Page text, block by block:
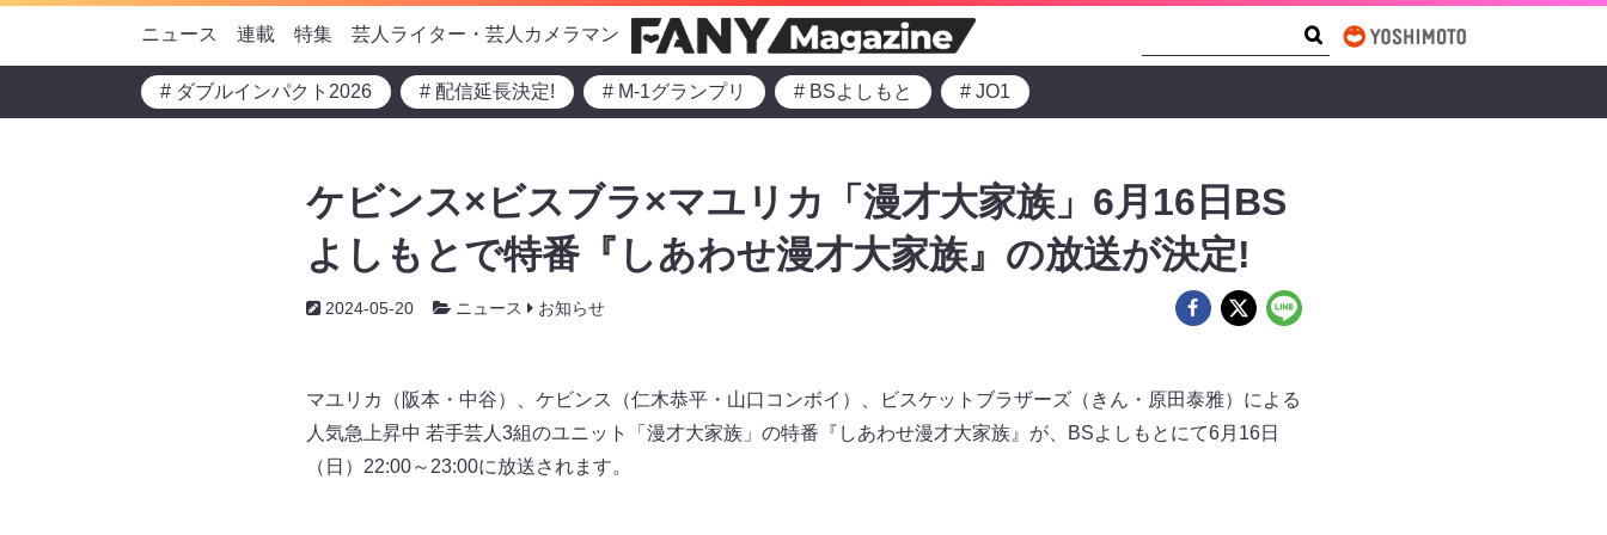
ニュース 連載 特集 芸人ライター・芸人カメラマン
# ダブルインパクト2026 # 配信延長決定! # M-1グランプリ # BSよしもと # JO1
ケビンス×ビスブラ×マユリカ「漫才大家族」6月16日BS
よしもとで特番『しあわせ漫才大家族』の放送が決定!
2024-05-20 ニュース お知らせ
マユリカ（阪本・中谷）、ケビンス（仁木恭平・山口コンボイ）、ビスケットブラザーズ（きん・原田泰雅）による
人気急上昇中 若手芸人3組のユニット「漫才大家族」の特番『しあわせ漫才大家族』が、BSよしもとにて6月16日
（日）22:00～23:00に放送されます。